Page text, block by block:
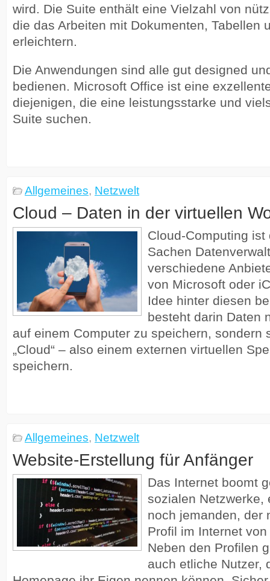
wird. Die Suite enthält eine Vielzahl von
die das Arbeiten mit Dokumenten, Tabellen
erleichtern.
Die Anwendungen sind alle gut designed
bedienen. Microsoft Office ist eine
diejenigen, die eine leistungsstarke und
Suite suchen.
Allgemeines, Netzwelt
Cloud – Daten in der virtuellen
Cloud-Computing ist
Sachen
verschiedene
von Microsoft oder
Idee hinter diesen
besteht darin Daten
auf einem Computer zu speichern, sondern
„Cloud“ – also einem externen virtuellen
speichern.
Allgemeines, Netzwelt
Website-Erstellung für Anfänger
Das Internet boomt
sozialen Netzwerke,
noch jemanden, der
Profil im Internet
Neben den Profilen
auch etliche Nutzer,